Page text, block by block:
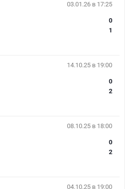
03.01.26 в 17:25
0
1
14.10.25 в 19:00
0
2
08.10.25 в 18:00
0
2
04.10.25 в 19:00